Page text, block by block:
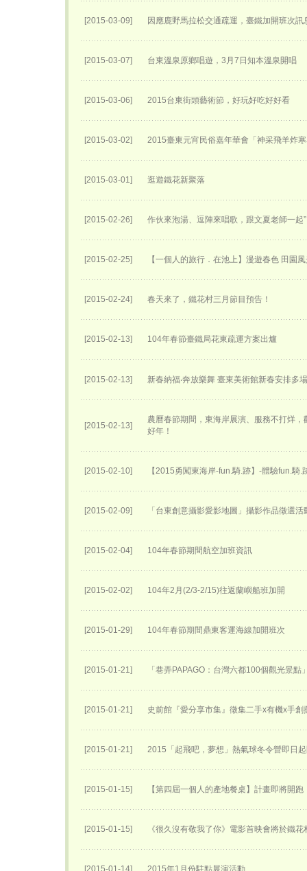
[2015-03-09] 因應鹿野馬拉松交通疏運，臺鐵加開班次訊
[2015-03-07] 台東溫泉原鄉唱遊，3月7日知本溫泉開唱
[2015-03-06] 2015台東街頭藝術節，好玩好吃好好看
[2015-03-02] 2015臺東元宵民俗嘉年華會「神采飛羊炸
[2015-03-01] 逛遊鐵花新聚落
[2015-02-26] 作伙來泡湯、逗陣來唱歌，跟文夏老師一起
[2015-02-25] 【一個人的旅行．在池上】漫遊春色 田園
[2015-02-24] 春天來了，鐵花村三月節目預告！
[2015-02-13] 104年春節臺鐵局花東疏運方案出爐
[2015-02-13] 新春納福‧奔放樂舞 臺東美術館新春安排多
[2015-02-13]
農曆春節期間，東海岸展演、服務不打烊
好年！
[2015-02-10] 【2015勇闖東海岸-fun.騎.跡】-體驗fun.騎.
[2015-02-09] 「台東創意攝影愛影地圖」攝影作品徵選活
[2015-02-04] 104年春節期間航空加班資訊
[2015-02-02] 104年2月(2/3-2/15)往返蘭嶼船班加開
[2015-01-29] 104年春節期間鼎東客運海線加開班次
[2015-01-21] 「巷弄PAPAGO：台灣六都100個觀光景點
[2015-01-21] 史前館『愛分享市集』徵集二手x有機x手創
[2015-01-21] 2015「起飛吧，夢想」熱氣球冬令營即日
[2015-01-15] 【第四屆一個人的產地餐桌】計畫即將開跑
[2015-01-15] 《很久沒有敬我了你》電影首映會將於鐵花
[2015-01-14] 2015年1月份駐點展演活動